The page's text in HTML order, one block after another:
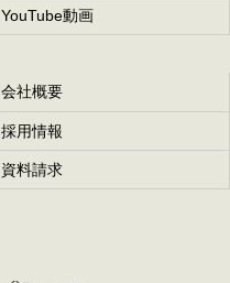
YouTube動画
会社概要
採用情報
資料請求